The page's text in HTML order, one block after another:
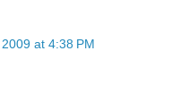
at 4:38 PM